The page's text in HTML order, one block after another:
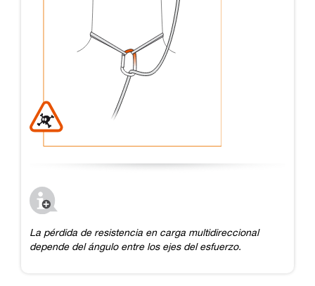
La pérdida de resistencia en carga multidireccional
depende del ángulo entre los ejes del esfuerzo.